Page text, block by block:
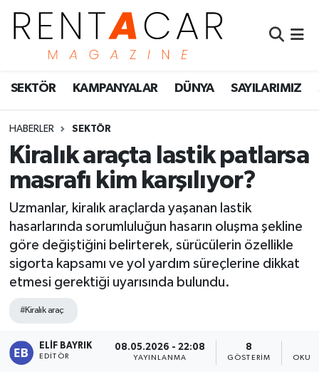
SEKTÖR KAMPANYALAR DÜNYA SAYILARIMIZ
HABERLER SEKTÖR
Kiralık araçta lastik patlarsa
masrafı kim karşılıyor?
Uzmanlar, kiralık araçlarda yaşanan lastik
hasarlarında sorumluluğun hasarın oluşma şekline
göre değiştiğini belirterek, sürücülerin özellikle
sigorta kapsamı ve yol yardım süreçlerine dikkat
etmesi gerektiği uyarısında bulundu.
#Kiralık araç
ELIF BAYRIK
EDITÖR
08.05.2026 - 22:08
YAYINLANMA
8
GÖSTERIM
İstanbul Nöbetçi Eczaneler
İstanbul Hava Durumu
İstanbul Namaz Vakitleri
İstanbul Trafik Yoğunluk Haritası
Son Dakika Haberleri
Haber Arşivi